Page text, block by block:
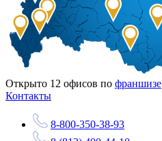
Открыто 12 офисов по франшизе
Контакты
8-800-350-38-93